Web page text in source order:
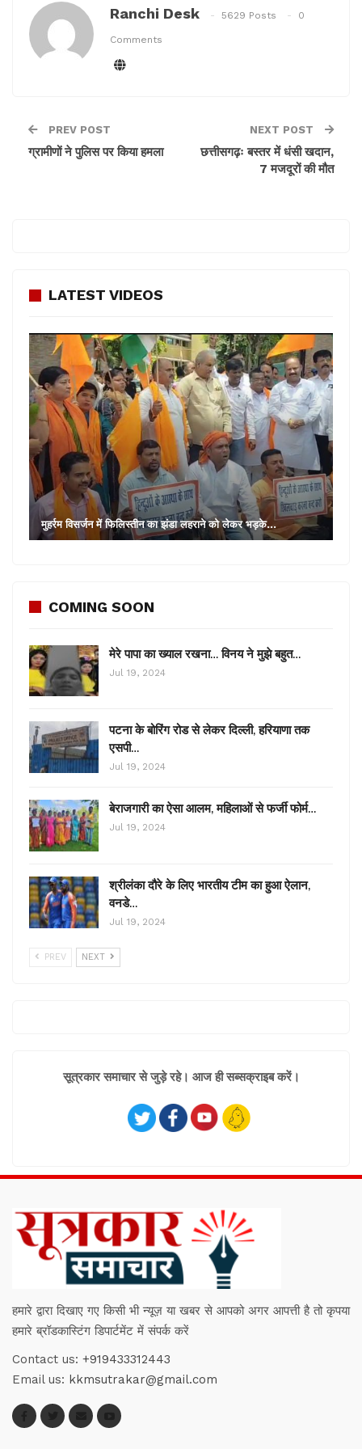
यह भी पढ़ें –ग्रामीणों ने पुलिस पर किया हमला
Ranchi Desk 5629 Posts 0
Comments
PREV POST
ग्रामीणों ने पुलिस पर किया हमला
NEXT POST
छत्तीसगढ़ः बस्तर में धंसी खदान,
7 मजदूरों की मौत
LATEST VIDEOS
मुहर्रम विसर्जन में फिलिस्तीन का झंडा लहराने को लेकर भड़के…
COMING SOON
मेरे पापा का ख्याल रखना… विनय ने मुझे बहुत…
Jul 19, 2024
पटना के बोरिंग रोड से लेकर दिल्ली, हरियाणा तक
एसपी…
Jul 19, 2024
बेराजगारी का ऐसा आलम, महिलाओं से फर्जी फोर्म…
Jul 19, 2024
श्रीलंका दौरे के लिए भारतीय टीम का हुआ ऐलान,
वनडे…
Jul 19, 2024
PREV NEXT
सूत्रकार समाचार से जुड़े रहे। आज ही सब्सक्राइब करें।
हमारे द्वारा दिखाए गए किसी भी न्यूज़ या खबर से आपको अगर आपत्ती है तो कृपया
हमारे ब्रॉडकास्टिंग डिपार्टमेंट में संपर्क करें
Contact us: +919433312443
Email us: kkmsutrakar@gmail.com